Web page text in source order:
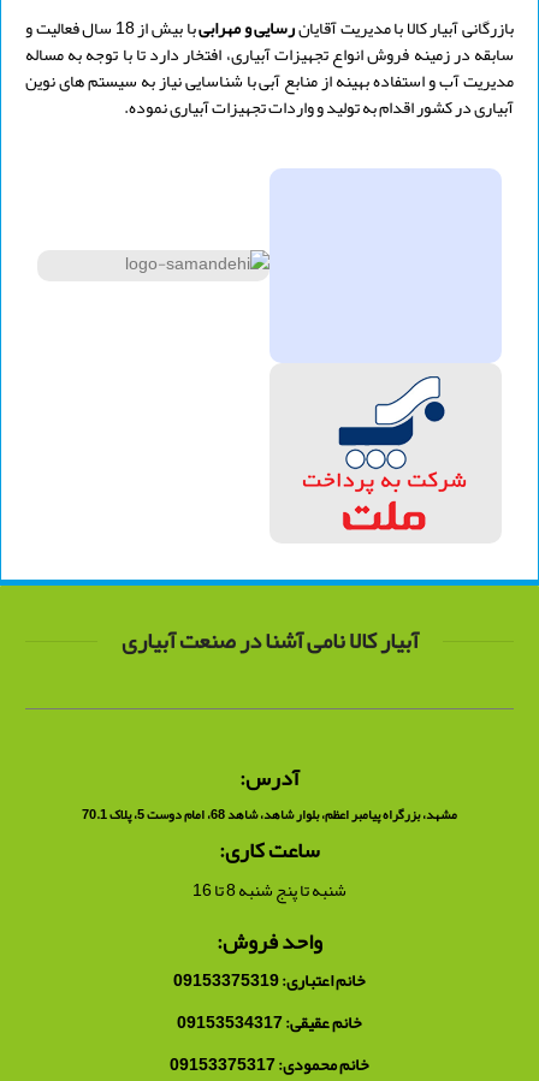
مجهز به مکانیزم آنتی سیفون مانع از
مکش مواد خارجی به داخل دریپر
تعداد در کارتن 12.000 عدد (12
بسته 1000 عددی)
فروش بر اساس بسته 1000 عددی، از
بازرگانی آبیار کالا با مدیریتآقایانرسایی ومهرابی با بیش از 18 سال فعالیت و
سابقه در زمینه فروش انواع تجهیزات آبیاری، افتخار دارد تا با توجه به مساله
مدیریت آب و استفاده بهینه از منابع آبی با شناسایی نیاز به سیستم های نوین
آبیاری در کشور اقدام به تولید و واردات تجهیزات آبیاری نموده.
آبیار کالا نامی آشنا در صنعت آبیاری
آدرس:
مشهد، بزرگراه پیامبر اعظم، بلوار شاهد، شاهد 68، امام دوست 5، پلاک 70.1
ساعت کاری:
شنبه تا پنج شنبه 8 تا 16
واحد فروش:
خانم اعتباری: 09153375319
خانم عقیقی: 09153534317
خانم محمودی: 09153375317